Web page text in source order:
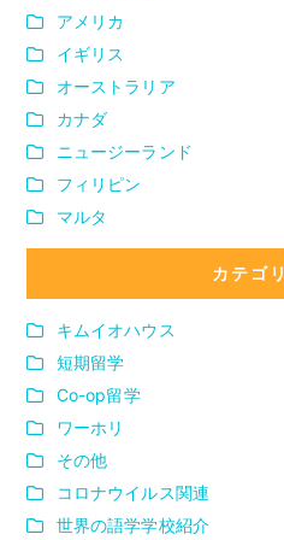
アメリカ
イギリス
オーストラリア
カナダ
ニュージーランド
フィリピン
マルタ
カテゴ
キムイオハウス
短期留学
Co-op留学
ワーホリ
その他
コロナウイルス関連
世界の語学学校紹介